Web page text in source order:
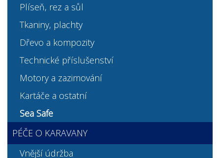
Plíseň, rez a sůl
Tkaniny, plachty
Dřevo a kompozity
Technické příslušenství
Motory a zazimování
Kartáče a ostatní
Sea Safe
PÉČE O KARAVANY
Vnější údržba